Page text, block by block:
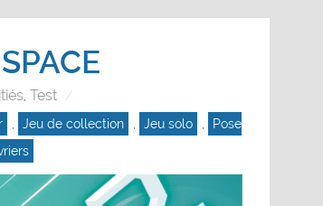
,Test
Jeu de collection Jeu solo
Pose